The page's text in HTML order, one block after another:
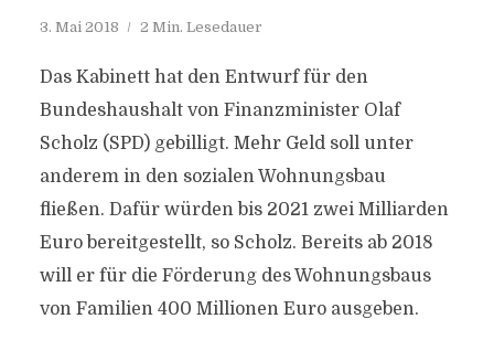
3. Mai 2018 2 Min. Lesedauer
Das Kabinett hat den Entwurf für den
Bundeshaushalt von Finanzminister Olaf
Scholz (SPD) gebilligt. Mehr Geld soll unter
anderem in den sozialen Wohnungsbau
fließen. Dafür würden bis 2021 zwei Milliarden
Euro bereitgestellt, so Scholz. Bereits ab 2018
will er für die Förderung des Wohnungsbaus
von Familien 400 Millionen Euro ausgeben.